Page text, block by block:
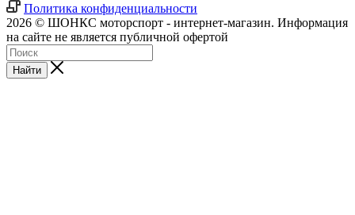
Политика конфиденциальности
2026 © ШОНКС моторспорт - интернет-магазин. Информация
на сайте не является публичной офертой
Найти